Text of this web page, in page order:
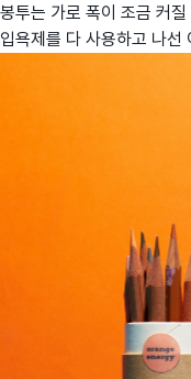
봉투는 가로 폭이 조금 커
입욕제를 다 사용하고 나선